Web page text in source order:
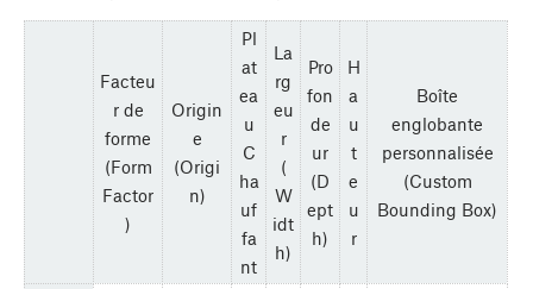
Facteu
r de
forme
(Form
Factor
)
Origin
e
(Origi
n)
Pl
at
ea
u
C
ha
uf
fa
nt
La
rg
eu
r
(
W
idt
h)
Pro
fon
de
ur
(D
ept
h)
H
a
u
t
e
u
r
Boîte
englobante
personnalisée
(Custom
Bounding Box)